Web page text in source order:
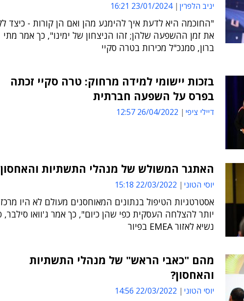
יניב הלפרין 23/01/2024 16:21
"החוכמה היא לדעת איך להימנע מהן ואם הן קורות - כיצד
את זמן ההשפעה שלהן; זהו הניצחון של ימינו", כך אמר מתי
ברון, סמנכ"ל מכירות בטרה סקיי
בזכות יישומי למידה מרחוק: טרה סקיי זכתה
בפרס על השפעה חברתית
דיילי ציפי 26/04/2022 12:57
האתגר המשולש של מנהלי התשתיות והאחסון
יוסי הטוני 22/03/2022 15:18
אסטרטגיות הטיפול בנתונים המאוחסנים מעולם לא היו
יותר להצלחה העסקית כפי שהן כיום", כך אמר ג'וואו סילבר,
נשיא לאזור EMEA בפיור
מהם "כאבי הראש" של מנהלי התשתיות
והאחסון?
יוסי הטוני 22/03/2022 14:56